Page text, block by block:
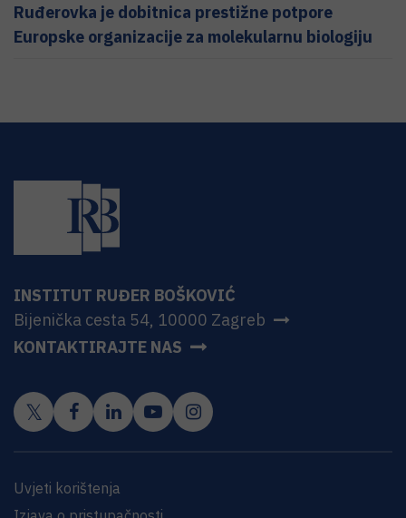
Ruđerovka je dobitnica prestižne potpore
Europske organizacije za molekularnu biologiju
INSTITUT RUĐER BOŠKOVIĆ
Bijenička cesta 54, 10000 Zagreb
KONTAKTIRAJTE NAS
Uvjeti korištenja